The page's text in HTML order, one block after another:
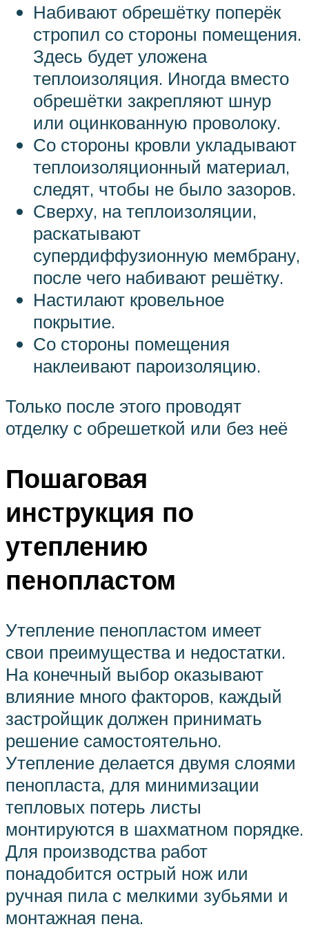
Набивают обрешётку поперёк
стропил со стороны помещения.
Здесь будет уложена
теплоизоляция. Иногда вместо
обрешётки закрепляют шнур
или оцинкованную проволоку.
Со стороны кровли укладывают
теплоизоляционный материал,
следят, чтобы не было зазоров.
Сверху, на теплоизоляции,
раскатывают
супердиффузионную мембрану,
после чего набивают решётку.
Настилают кровельное
покрытие.
Со стороны помещения
наклеивают пароизоляцию.
Только после этого проводят
отделку с обрешеткой или без неё
Пошаговая
инструкция по
утеплению
пенопластом
Утепление пенопластом имеет
свои преимущества и недостатки.
На конечный выбор оказывают
влияние много факторов, каждый
застройщик должен принимать
решение самостоятельно.
Утепление делается двумя слоями
пенопласта, для минимизации
тепловых потерь листы
монтируются в шахматном порядке.
Для производства работ
понадобится острый нож или
ручная пила с мелкими зубьями и
монтажная пена.